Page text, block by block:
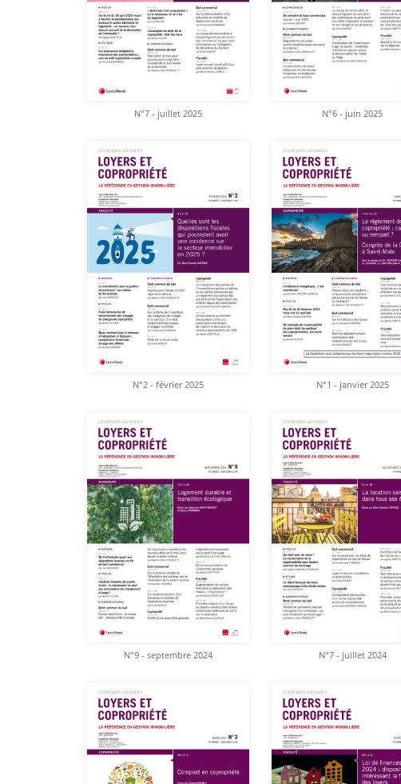
N°7 - juillet 2025 N°6 - juin 2025
N°2 - février 2025 N°1 - janvier 2025
N°9 - septembre 2024 N°7 - juillet 2024